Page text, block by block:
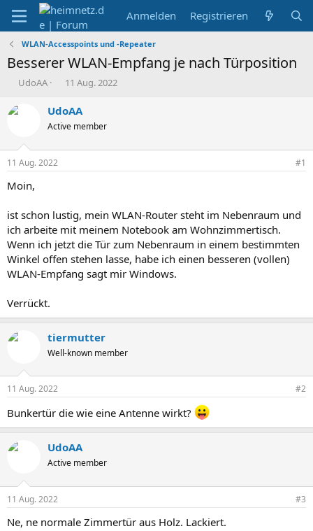
Anmelden Registrieren
WLAN-Accesspoints und -Repeater
Besserer WLAN-Empfang je nach Türposition
E
s
e
r
UdoAA
E
s
e
t
11 Aug. 2022
UdoAA
Active member
11 Aug. 2022 #1
Moin,
ist schon lustig, mein WLAN-Router steht im Nebenraum und
ich arbeite mit meinem Notebook am Wohnzimmertisch.
Wenn ich jetzt die Tür zum Nebenraum in einem bestimmten
Winkel offen stehen lasse, habe ich einen besseren (vollen)
WLAN-Empfang sagt mir Windows.
Verrückt.
tiermutter
Well-known member
11 Aug. 2022 #2
Bunkertür die wie eine Antenne wirkt?
UdoAA
Active member
11 Aug. 2022 #3
Ne, ne normale Zimmertür aus Holz. Lackiert.